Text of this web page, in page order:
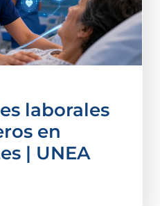
laborales
en
| UNEA